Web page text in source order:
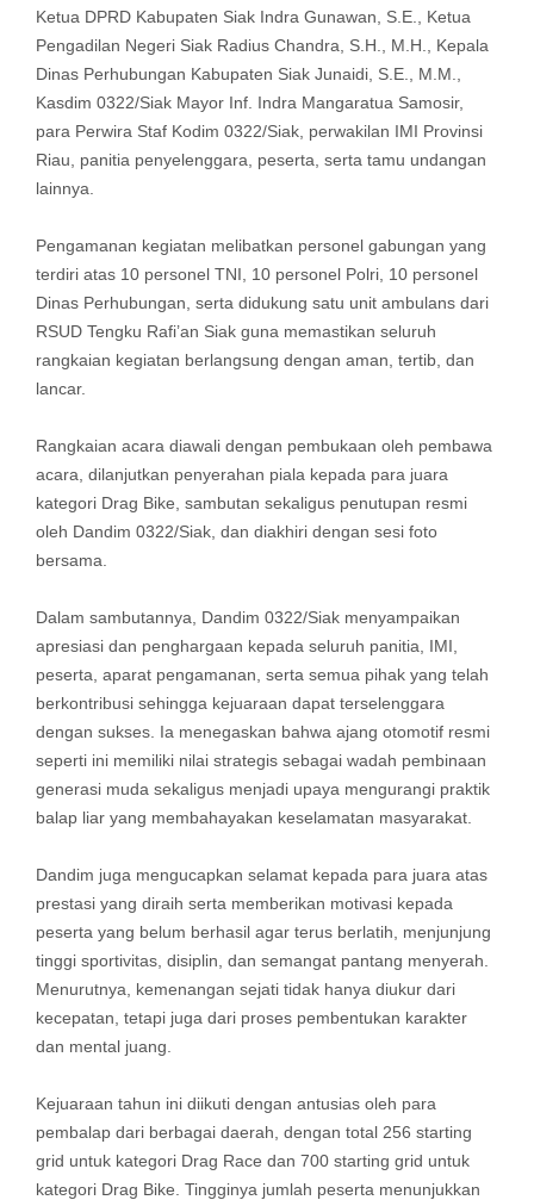
Ketua DPRD Kabupaten Siak Indra Gunawan, S.E., Ketua
Pengadilan Negeri Siak Radius Chandra, S.H., M.H., Kepala
Dinas Perhubungan Kabupaten Siak Junaidi, S.E., M.M.,
Kasdim 0322/Siak Mayor Inf. Indra Mangaratua Samosir,
para Perwira Staf Kodim 0322/Siak, perwakilan IMI Provinsi
Riau, panitia penyelenggara, peserta, serta tamu undangan
lainnya.
Pengamanan kegiatan melibatkan personel gabungan yang
terdiri atas 10 personel TNI, 10 personel Polri, 10 personel
Dinas Perhubungan, serta didukung satu unit ambulans dari
RSUD Tengku Rafi’an Siak guna memastikan seluruh
rangkaian kegiatan berlangsung dengan aman, tertib, dan
lancar.
Rangkaian acara diawali dengan pembukaan oleh pembawa
acara, dilanjutkan penyerahan piala kepada para juara
kategori Drag Bike, sambutan sekaligus penutupan resmi
oleh Dandim 0322/Siak, dan diakhiri dengan sesi foto
bersama.
Dalam sambutannya, Dandim 0322/Siak menyampaikan
apresiasi dan penghargaan kepada seluruh panitia, IMI,
peserta, aparat pengamanan, serta semua pihak yang telah
berkontribusi sehingga kejuaraan dapat terselenggara
dengan sukses. Ia menegaskan bahwa ajang otomotif resmi
seperti ini memiliki nilai strategis sebagai wadah pembinaan
generasi muda sekaligus menjadi upaya mengurangi praktik
balap liar yang membahayakan keselamatan masyarakat.
Dandim juga mengucapkan selamat kepada para juara atas
prestasi yang diraih serta memberikan motivasi kepada
peserta yang belum berhasil agar terus berlatih, menjunjung
tinggi sportivitas, disiplin, dan semangat pantang menyerah.
Menurutnya, kemenangan sejati tidak hanya diukur dari
kecepatan, tetapi juga dari proses pembentukan karakter
dan mental juang.
Kejuaraan tahun ini diikuti dengan antusias oleh para
pembalap dari berbagai daerah, dengan total 256 starting
grid untuk kategori Drag Race dan 700 starting grid untuk
kategori Drag Bike. Tingginya jumlah peserta menunjukkan